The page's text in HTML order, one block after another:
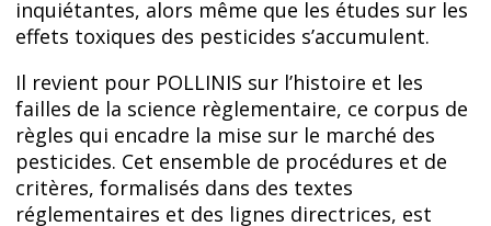
inquiétantes, alors même que les études sur les
effets toxiques des pesticides s’accumulent.
Il revient pour POLLINIS sur l’histoire et les
failles de la science règlementaire, ce corpus de
règles qui encadre la mise sur le marché des
pesticides. Cet ensemble de procédures et de
critères, formalisés dans des textes
réglementaires et des lignes directrices, est